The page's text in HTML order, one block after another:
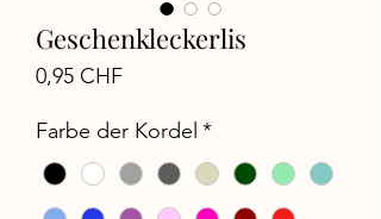
Geschenkleckerlis
0,95 CHFPreis
Farbe der Kordel *